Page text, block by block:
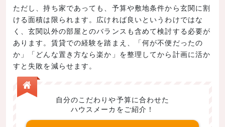
ただし、持ち家であっても、予算や敷地条件から玄関に割
ける面積は限られます。広ければ良いというわけではな
く、玄関以外の部屋とのバランスも含めて検討する必要が
あります。賃貸での経験を踏まえ、「何が不便だったの
か」「どんな置き方なら楽か」を整理してから計画に活か
すと失敗を減らせます。
自分のこだわりや予算に合わせた
ハウスメーカをご紹介！